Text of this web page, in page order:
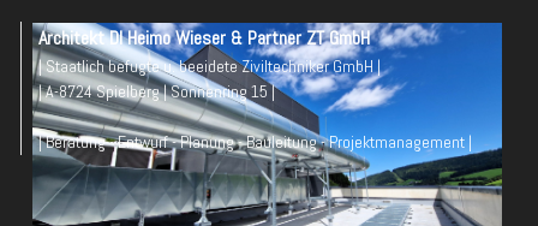
Architekt DI Heimo Wieser & Partner ZT GmbH
| Staatlich befugte u. beeidete Ziviltechniker GmbH |
| A-8724 Spielberg | Sonnenring 15 |
| Beratung - Entwurf - Planung - Bauleitung - Projektmanagement |